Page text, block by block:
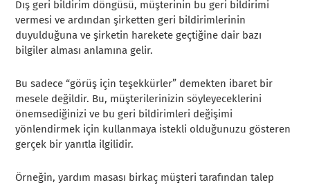
Dış geri bildirim döngüsü, müşterinin bu geri bildirimi
vermesi ve ardından şirketten geri bildirimlerinin
duyulduğuna ve şirketin harekete geçtiğine dair bazı
bilgiler alması anlamına gelir.
Bu sadece “görüş için teşekkürler” demekten ibaret bir
mesele değildir. Bu, müşterilerinizin söyleyeceklerini
önemsediğinizi ve bu geri bildirimleri değişimi
yönlendirmek için kullanmaya istekli olduğunuzu gösteren
gerçek bir yanıtla ilgilidir.
Örneğin, yardım masası birkaç müşteri tarafından talep